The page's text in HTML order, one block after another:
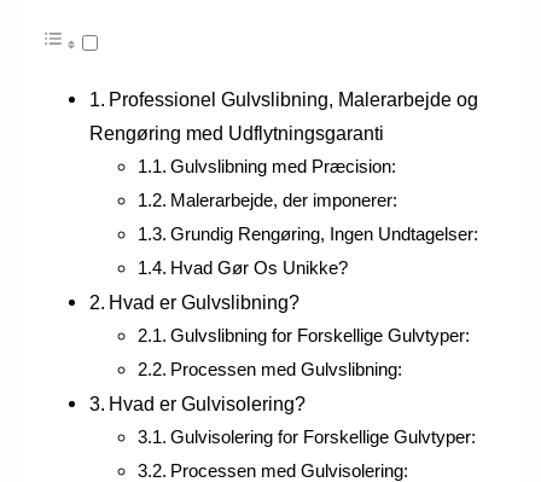
Professionel Gulvslibning, Malerarbejde og
Rengøring med Udflytningsgaranti
Gulvslibning med Præcision:
Malerarbejde, der imponerer:
Grundig Rengøring, Ingen Undtagelser:
Hvad Gør Os Unikke?
Hvad er Gulvslibning?
Gulvslibning for Forskellige Gulvtyper:
Processen med Gulvslibning:
Hvad er Gulvisolering?
Gulvisolering for Forskellige Gulvtyper:
Processen med Gulvisolering: